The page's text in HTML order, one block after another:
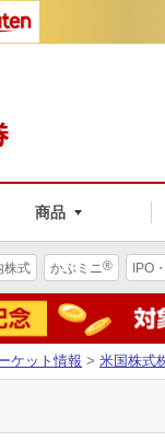
商品
株式 かぶミニ® IPO
ケット情報 > 米国株式